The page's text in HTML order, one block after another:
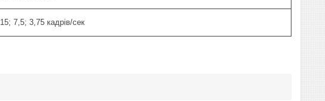
15; 7,5; 3,75 кадрів/сек